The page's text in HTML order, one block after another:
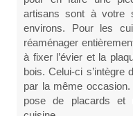
artisans sont à votre
environs. Pour les
réaménager
à fixer l’évier et la
bois. Celui-ci s’intègre
par la même
pose de placards et